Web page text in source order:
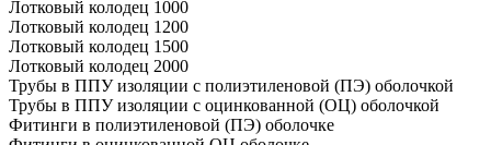
Лотковый колодец 1000
Лотковый колодец 1200
Лотковый колодец 1500
Лотковый колодец 2000
Трубы в ППУ изоляции с полиэтиленовой (ПЭ) оболочкой
Трубы в ППУ изоляции с оцинкованной (ОЦ) оболочкой
Фитинги в полиэтиленовой (ПЭ) оболочке